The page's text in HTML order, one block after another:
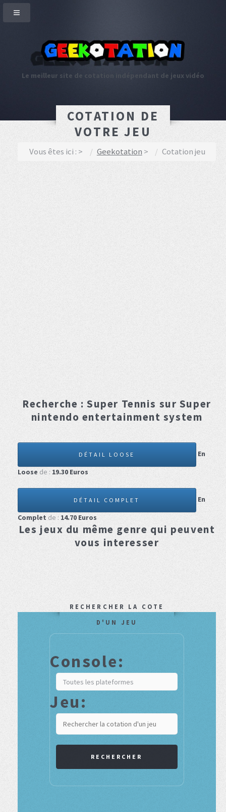
Le meilleur site de cotation indépendant de jeux vidéo
COTATION DE
VOTRE JEU
Vous êtes ici : Geekotation Cotation jeu
Recherche :Super Tennis sur Super
nintendo entertainment system
DÉTAIL LOOSE
En
Loose de : 19.30 Euros
DÉTAIL COMPLET
En
Complet de : 14.70 Euros
Les jeux du même genre qui peuvent
vous interesser
RECHERCHER LA COTE
D'UN JEU
Console:
Jeu:
RECHERCHER